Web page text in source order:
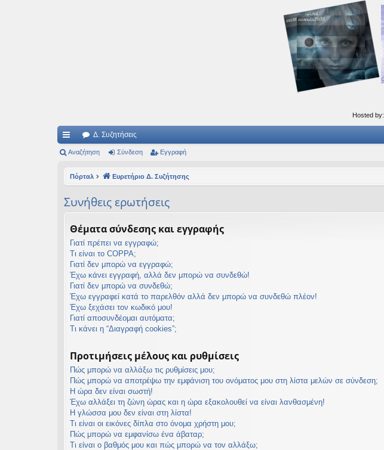
Αυτός ο τόπος φιλοδοξεί να ανοίγει μονοπάτια για τα συναρπαστικά και όμορφα ταξίδια του νού...
Hosted by:
ρή
ς
Δ. Συζητήσεις
Αναζήτηση Σύνδεση Εγγραφή
Πόρταλ Ευρετήριο Δ. Συζήτησης
Συνήθεις ερωτήσεις
Θέματα σύνδεσης και εγγραφής
Γιατί πρέπει να εγγραφώ;
Τι είναι το COPPA;
Γιατί δεν μπορώ να εγγραφώ;
Έχω κάνει εγγραφή, αλλά δεν μπορώ να συνδεθώ!
Γιατί δεν μπορώ να συνδεθώ;
Έχω εγγραφεί κατά το παρελθόν αλλά δεν μπορώ να συνδεθώ πλέον!
Έχω ξεχάσει τον κωδικό μου!
Γιατί αποσυνδέομαι αυτόματα;
Τι κάνει η “Διαγραφή cookies”;
Προτιμήσεις μέλους και ρυθμίσεις
Πώς μπορώ να αλλάξω τις ρυθμίσεις μου;
Πώς μπορώ να αποτρέψω την εμφάνιση του ονόματος μου στη λίστα μελών σε σύνδεση;
Η ώρα δεν είναι σωστή!
Έχω αλλάξει τη ζώνη ώρας και η ώρα εξακολουθεί να είναι λανθασμένη!
Η γλώσσα μου δεν είναι στη λίστα!
Τι είναι οι εικόνες δίπλα στο όνομα χρήστη μου;
Πώς μπορώ να εμφανίσω ένα άβαταρ;
Τι είναι ο βαθμός μου και πώς μπορώ να τον αλλάξω;